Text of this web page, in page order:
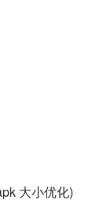
大小优化)